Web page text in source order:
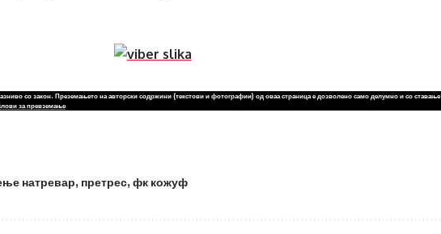
со закон. Преземањето на авторски содржини (текстови и фотографии) од оваа страница е дозволено само делумно и со ставање
за превземање
натревар, претрес, фк кожуф